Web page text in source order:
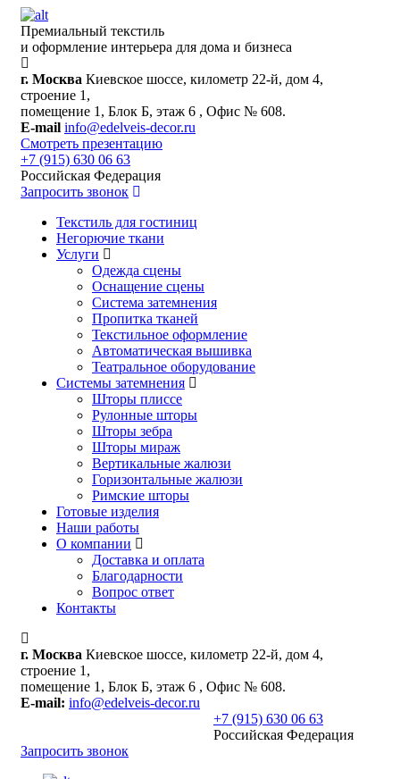
Премиальный текстиль
и оформление интерьера для дома и бизнеса
г. Москва Киевское шоссе, километр 22-й, дом 4,
строение 1,
помещение 1, Блок Б, этаж 6 , Офис № 608.
E-mail info@edelveis-decor.ru
Смотреть презентацию
+7 (915) 630 06 63
Российская Федерация
Запросить звонок
Текстиль для гостиниц
Негорючие ткани
Услуги
Одежда сцены
Оснащение сцены
Система затемнения
Пропитка тканей
Текстильное оформление
Автоматическая вышивка
Театральное оборудование
Системы затемнения
Шторы плиссе
Рулонные шторы
Шторы зебра
Шторы мираж
Вертикальные жалюзи
Горизонтальные жалюзи
Римские шторы
Готовые изделия
Наши работы
О компании
Доставка и оплата
Благодарности
Вопрос ответ
Контакты
г. Москва Киевское шоссе, километр 22-й, дом 4,
строение 1,
помещение 1, Блок Б, этаж 6 , Офис № 608.
E-mail: info@edelveis-decor.ru
+7 (915) 630 06 63
Российская Федерация
Запросить звонок